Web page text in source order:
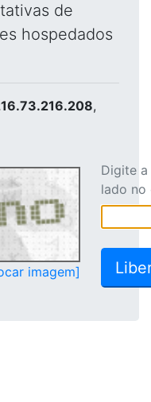
de
hospedados
,
imagem]
Digite
lado no